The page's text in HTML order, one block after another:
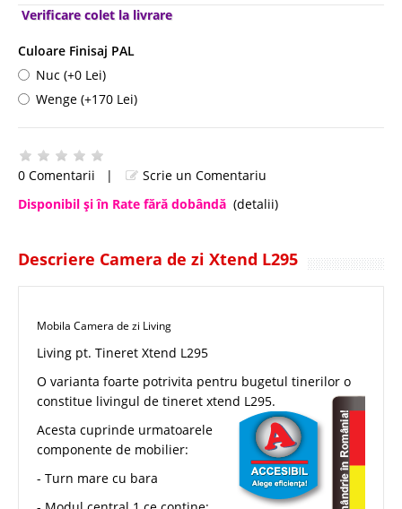
Verificare colet la livrare
Culoare Finisaj PAL
Nuc (+0 Lei)
Wenge (+170 Lei)
0 Comentarii |
Scrie un Comentariu
Disponibil şi în Rate fără dobândă (detalii)
Descriere Camera de zi Xtend L295
Mobila Camera de zi Living
Living pt. Tineret Xtend L295
O varianta foarte potrivita pentru bugetul tinerilor o
constitue livingul de tineret xtend L295.
Acesta cuprinde urmatoarele
componente de mobilier:
- Turn mare cu bara